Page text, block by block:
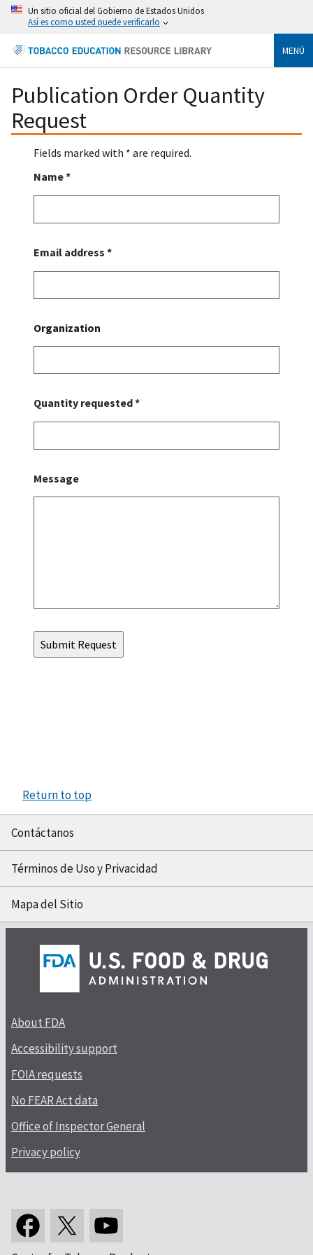
Un sitio oficial del Gobierno de Estados Unidos
Así es como usted puede verificarlo
MENÚ
Publication Order Quantity
Request
Fields marked with * are required.
Name *
Email address *
Organization
Quantity requested *
Message
Return to top
Contáctanos
Términos de Uso y Privacidad
Mapa del Sitio
About FDA
Accessibility support
FOIA requests
No FEAR Act data
Office of Inspector General
Privacy policy